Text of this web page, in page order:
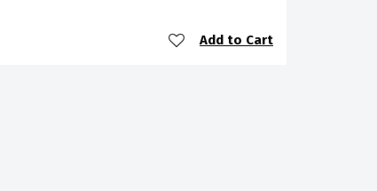
Add to Cart